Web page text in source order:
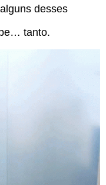
desses
tanto.